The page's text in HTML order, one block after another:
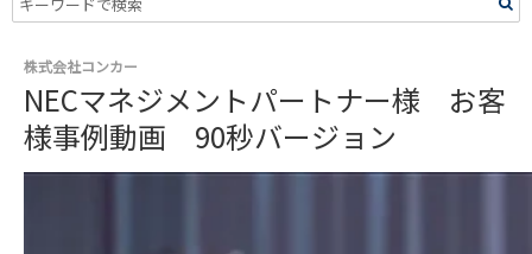
株式会社コンカー
NECマネジメントパートナー様 お客
様事例動画 90秒バージョン